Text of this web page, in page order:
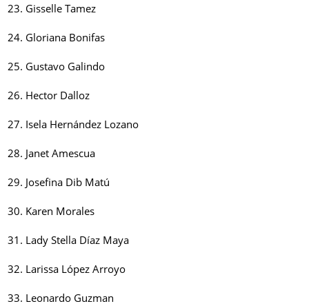
23. Gisselle Tamez
24. Gloriana Bonifas
25. Gustavo Galindo
26. Hector Dalloz
27. Isela Hernández Lozano
28. Janet Amescua
29. Josefina Dib Matú
30. Karen Morales
31. Lady Stella Díaz Maya
32. Larissa López Arroyo
33. Leonardo Guzman